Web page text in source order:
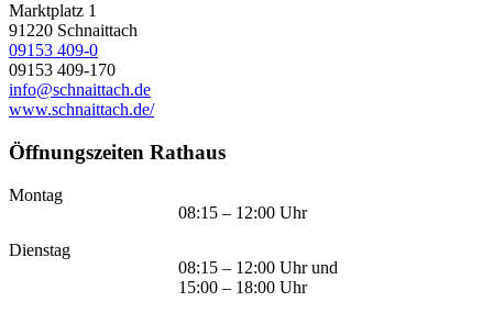
Marktplatz 1
91220 Schnaittach
09153 409-0
09153 409-170
info@schnaittach.de
www.schnaittach.de/
Öffnungszeiten Rathaus
Montag
08:15 – 12:00 Uhr
Dienstag
08:15 – 12:00 Uhr und
15:00 – 18:00 Uhr